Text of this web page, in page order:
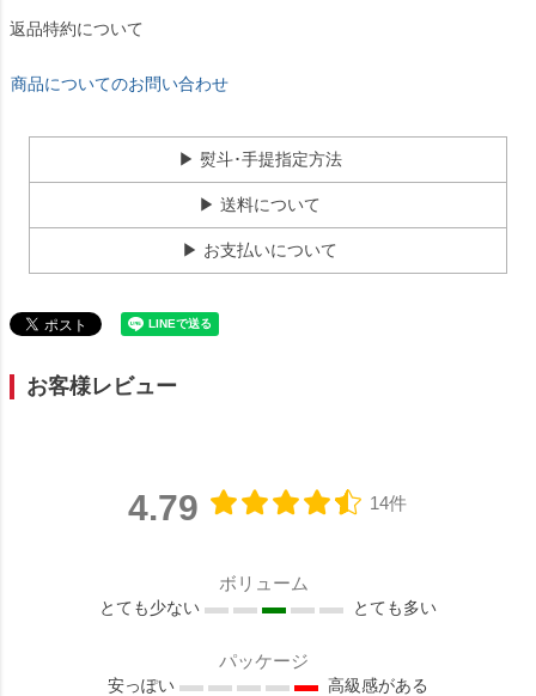
返品特約について
商品についてのお問い合わせ
▶ 熨斗･手提指定方法
▶ 送料について
▶ お支払いについて
お客様レビュー
4.79 14件
ボリューム
とても少ない とても多い
パッケージ
安っぽい 高級感がある